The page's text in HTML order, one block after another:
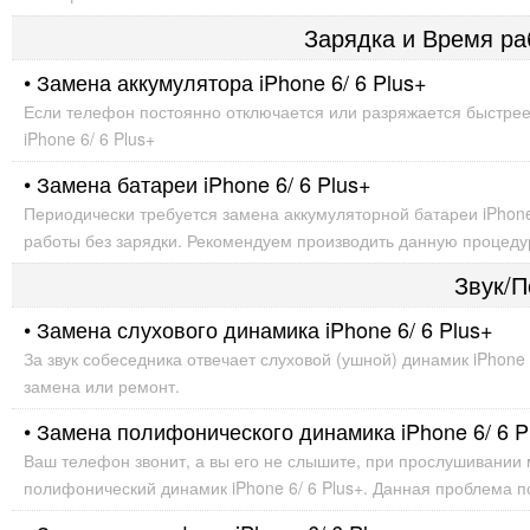
Зарядка и Время
• Замена аккумулятора iPhone 6/ 6 Plus+
Если телефон постоянно отключается или разряжается
iPhone 6/ 6 Plus+
• Замена батареи iPhone 6/ 6 Plus+
Периодически требуется замена аккумуляторной батареи
работы без зарядки. Рекомендуем производить данную
Звук/
• Замена слухового динамика iPhone 6/ 6 Plus+
За звук собеседника отвечает слуховой (ушной) динамик
замена или ремонт.
• Замена полифонического динамика iPhone 6/ 6
Ваш телефон звонит, а вы его не слышите, при прослушивании
полифонический динамик iPhone 6/ 6 Plus+. Данная